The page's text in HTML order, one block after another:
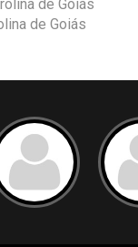
de Goiás
de Goiás